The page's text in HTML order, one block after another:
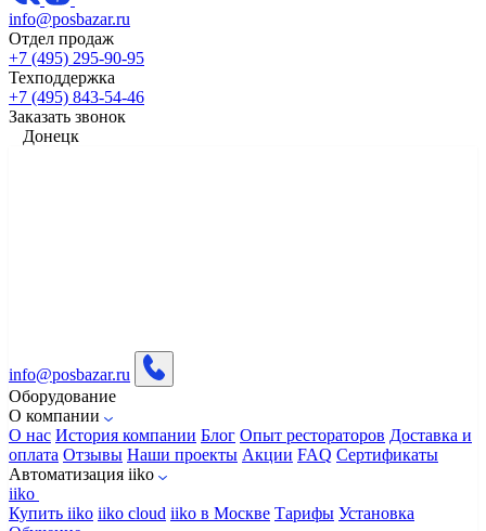
info@posbazar.ru
Отдел продаж
+7 (495) 295-90-95
Техподдержка
+7 (495) 843-54-46
Заказать звонок
Донецк
info@posbazar.ru
Оборудование
О компании
О нас История компании Блог Опыт рестораторов Доставка и
оплата Отзывы Наши проекты Акции FAQ Сертификаты
Автоматизация iiko
iiko
Купить iiko iiko cloud iiko в Москве Тарифы Установка